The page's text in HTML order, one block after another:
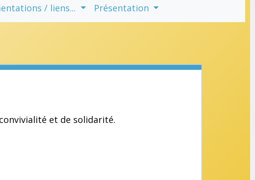
/ liens... Présentation
et de solidarité.